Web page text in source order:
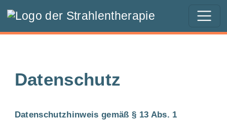
Datenschutz
Datenschutzhinweis gemäß § 13 Abs. 1